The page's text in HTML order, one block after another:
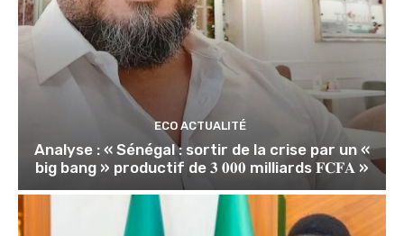
ECO ACTUALITÉ
Analyse : « Sénégal : sortir de la crise par un «
big bang » productif de 𝟑 𝟎𝟎𝟎 milliards 𝐅𝐂𝐅𝐀 »